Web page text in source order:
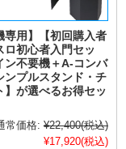
専用】【初回購入者
ロ初心者入門セッ
ン不要機＋A-コンバ
ンプルスタンド・チ
】が選べるお得セッ
常価格: ¥22,400(税込)
¥17,920(税込)